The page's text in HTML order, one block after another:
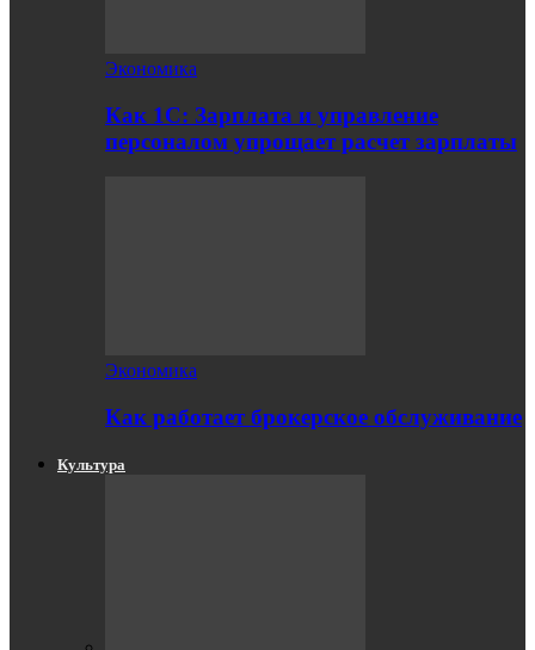
Экономика
Как 1С: Зарплата и управление
персоналом упрощает расчет зарплаты
Экономика
Как работает брокерское обслуживание
Культура